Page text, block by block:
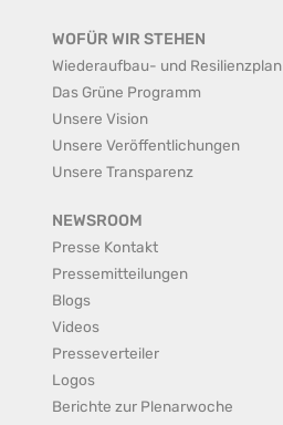
WOFÜR WIR STEHEN
Wiederaufbau- und Resilienzplan
Das Grüne Programm
Unsere Vision
Unsere Veröffentlichungen
Unsere Transparenz
NEWSROOM
Presse Kontakt
Pressemitteilungen
Blogs
Videos
Presseverteiler
Logos
Berichte zur Plenarwoche